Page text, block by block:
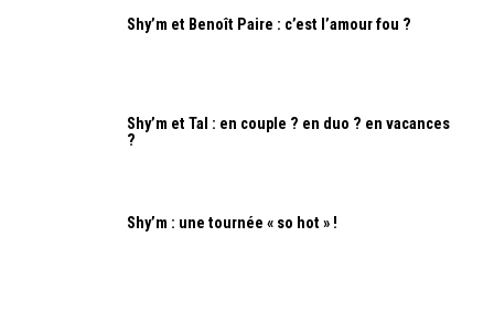
Shy’m et Benoît Paire : c’est l’amour fou ?
Shy’m et Tal : en couple ? en duo ? en vacances
?
Shy’m : une tournée « so hot » !